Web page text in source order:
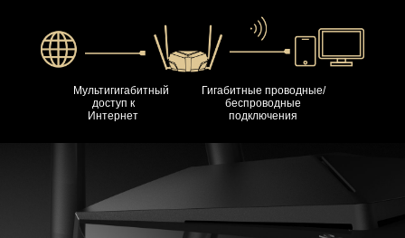
Мультигигабитный
доступ к
Интернет
Гигабитные проводные/
беспроводные
подключения